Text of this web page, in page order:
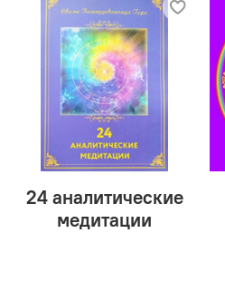
24 аналитические
медитации